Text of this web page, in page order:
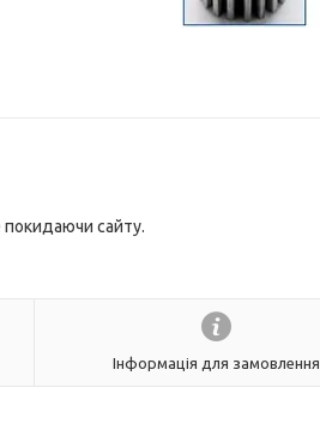
покидаючи сайту.
Інформація для замовлення